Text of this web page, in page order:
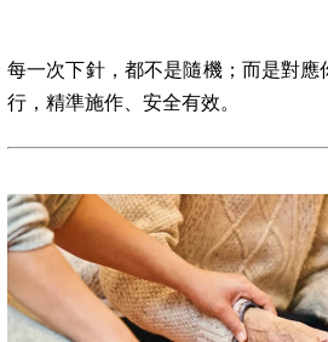
每一次下針，都不是隨機；而是對應
行，精準施作、安全有效。